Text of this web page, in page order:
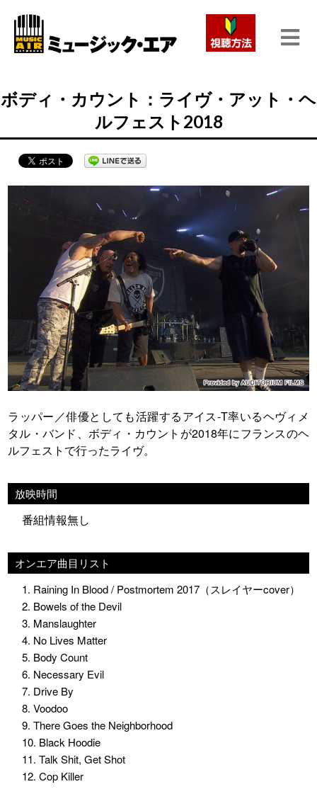
ボディ・カウント：ライヴ・アット・ヘ
ルフェスト2018
ラッパー／俳優としても活躍するアイス-T率いるヘヴィメ
タル・バンド、ボディ・カウントが2018年にフランスのヘ
ルフェストで行ったライヴ。
放映時間
番組情報無し
オンエア曲目リスト
1. Raining In Blood / Postmortem 2017（スレイヤーcover）
2. Bowels of the Devil
3. Manslaughter
4. No Lives Matter
5. Body Count
6. Necessary Evil
7. Drive By
8. Voodoo
9. There Goes the Neighborhood
10. Black Hoodie
11. Talk Shit, Get Shot
12. Cop Killer